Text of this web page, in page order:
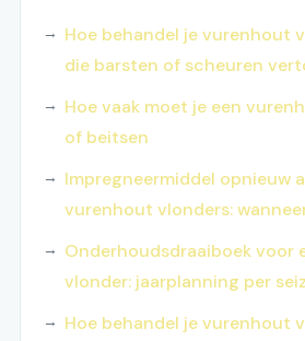
Hoe behandel je vurenhout
die barsten of scheuren
Hoe vaak moet je een
of beitsen
Impregneermiddel opnieuw
vurenhout vlonders:
Onderhoudsdraaiboek voor
vlonder: jaarplanning per
Hoe behandel je vurenhout